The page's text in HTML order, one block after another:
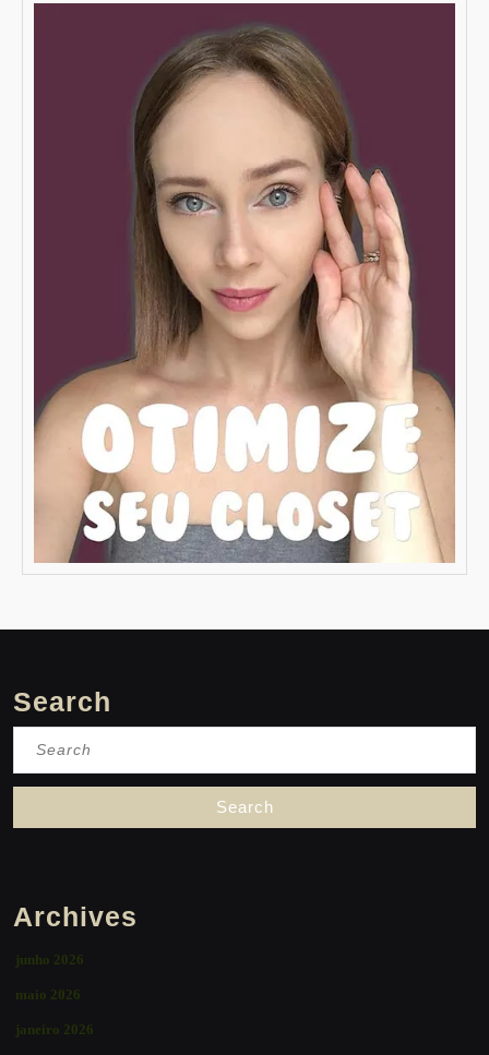
Search
Archives
junho 2026
maio 2026
janeiro 2026